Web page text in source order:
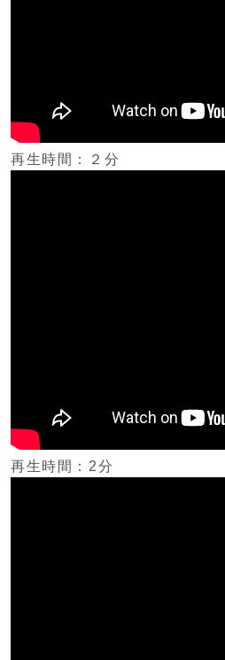
再生時間：２分
再生時間：2分